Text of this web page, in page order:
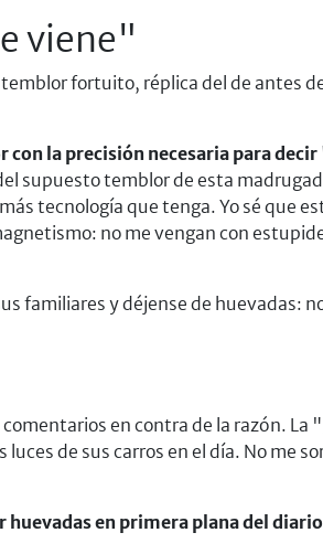
viene"
fortuito, réplica del de antes
la precisión necesaria para decir
supuesto temblor de esta
tecnología que tenga. Yo sé que
no me vengan con
familiares y déjense de huevadas:
en contra de la razón.
de sus carros en el día. No me
huevadas en primera plana del diario